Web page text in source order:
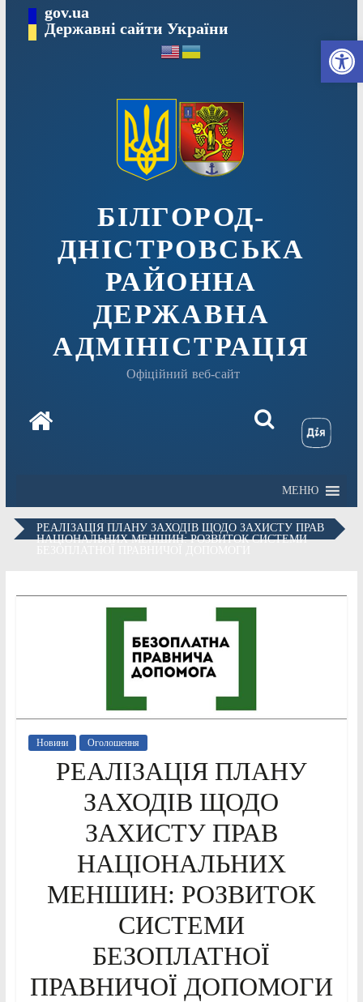
вмісту
gov.ua
Державні сайти України
БІЛГОРОД-
ДНІСТРОВСЬКА
РАЙОННА
ДЕРЖАВНА
АДМІНІСТРАЦІЯ
Офіційний веб-сайт
МЕНЮ
РЕАЛІЗАЦІЯ ПЛАНУ ЗАХОДІВ ЩОДО ЗАХИСТУ ПРАВ
НАЦІОНАЛЬНИХ МЕНШИН: РОЗВИТОК СИСТЕМИ
Новини Оголошення
РЕАЛІЗАЦІЯ ПЛАНУ
ЗАХОДІВ ЩОДО
ЗАХИСТУ ПРАВ
НАЦІОНАЛЬНИХ
МЕНШИН: РОЗВИТОК
СИСТЕМИ
БЕЗОПЛАТНОЇ
ПРАВНИЧОЇ ДОПОМОГИ